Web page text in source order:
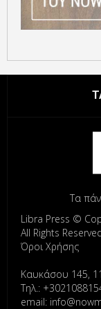
Τα
Libra Press ©
All Rights
Όροι Χρήσης
Καυκάσου 145,
Τηλ.:
email: